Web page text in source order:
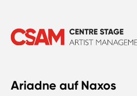
Ariadne auf Naxos